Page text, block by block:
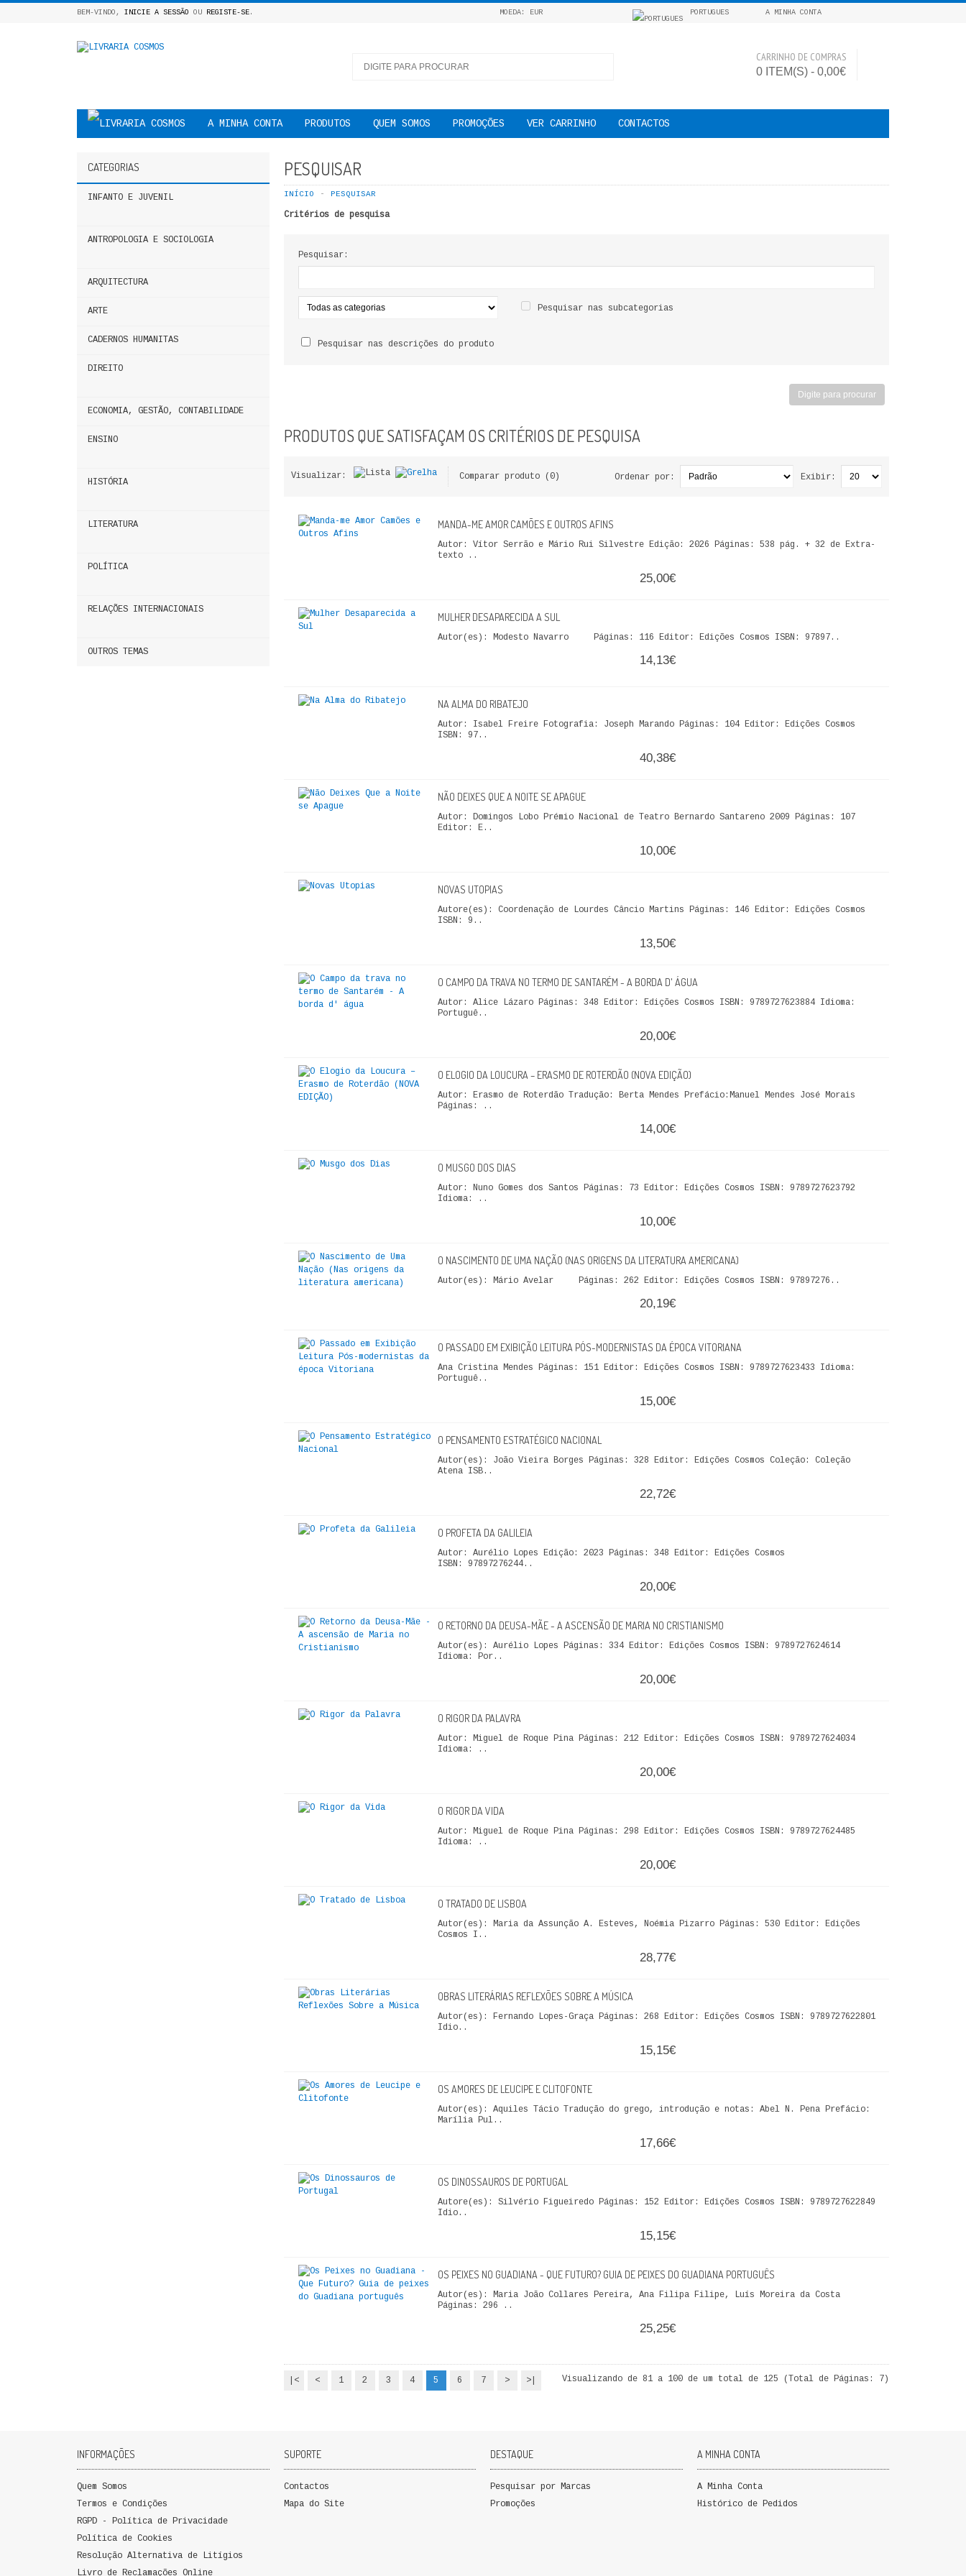
BEM-VINDO, INICIE A SESSÃO OU REGISTE-SE. MOEDA: EUR PORTUGUES A MINHA CONTA
CARRINHO DE COMPRAS
0 ITEM(S) - 0,00€
A MINHA CONTA PRODUTOS QUEM SOMOS PROMOÇÕES VER CARRINHO CONTACTOS
CATEGORIAS
INFANTO E JUVENIL
ANTROPOLOGIA E SOCIOLOGIA
ARQUITECTURA
ARTE
CADERNOS HUMANITAS
DIREITO
ECONOMIA, GESTÃO, CONTABILIDADE
ENSINO
HISTÓRIA
LITERATURA
POLÍTICA
RELAÇÕES INTERNACIONAIS
OUTROS TEMAS
PESQUISAR
INÍCIO PESQUISAR
Critérios de pesquisa
Pesquisar:
Pesquisar nas subcategorias
Pesquisar nas descrições do produto
PRODUTOS QUE SATISFAÇAM OS CRITÉRIOS DE PESQUISA
Visualizar: Comparar produto (0) Exibir:
Ordenar por:
MANDA-ME AMOR CAMÕES E OUTROS AFINS
Autor: Vítor Serrão e Mário Rui Silvestre Edição: 2026 Páginas: 538 pág. + 32 de Extra-
texto ..
25,00€
MULHER DESAPARECIDA A SUL
Autor(es): Modesto Navarro Páginas: 116 Editor: Edições Cosmos ISBN: 97897..
14,13€
NA ALMA DO RIBATEJO
Autor: Isabel Freire Fotografia: Joseph Marando Páginas: 104 Editor: Edições Cosmos
ISBN: 97..
40,38€
NÃO DEIXES QUE A NOITE SE APAGUE
Autor: Domingos Lobo Prémio Nacional de Teatro Bernardo Santareno 2009 Páginas: 107
Editor: E..
10,00€
NOVAS UTOPIAS
Autore(es): Coordenação de Lourdes Câncio Martins Páginas: 146 Editor: Edições Cosmos
ISBN: 9..
13,50€
O CAMPO DA TRAVA NO TERMO DE SANTARÉM - A BORDA D' ÁGUA
Autor: Alice Lázaro Páginas: 348 Editor: Edições Cosmos ISBN: 9789727623884 Idioma:
Portuguê..
20,00€
O ELOGIO DA LOUCURA – ERASMO DE ROTERDÃO (NOVA EDIÇÃO)
Autor: Erasmo de Roterdão Tradução: Berta Mendes Prefácio:Manuel Mendes José Morais
Páginas: ..
14,00€
O MUSGO DOS DIAS
Autor: Nuno Gomes dos Santos Páginas: 73 Editor: Edições Cosmos ISBN: 9789727623792
Idioma: ..
10,00€
O NASCIMENTO DE UMA NAÇÃO (NAS ORIGENS DA LITERATURA AMERICANA)
Autor(es): Mário Avelar Páginas: 262 Editor: Edições Cosmos ISBN: 97897276..
20,19€
O PASSADO EM EXIBIÇÃO LEITURA PÓS-MODERNISTAS DA ÉPOCA VITORIANA
Ana Cristina Mendes Páginas: 151 Editor: Edições Cosmos ISBN: 9789727623433 Idioma:
Portuguê..
15,00€
O PENSAMENTO ESTRATÉGICO NACIONAL
Autor(es): João Vieira Borges Páginas: 328 Editor: Edições Cosmos Coleção: Coleção
Atena ISB..
22,72€
O PROFETA DA GALILEIA
Autor: Aurélio Lopes Edição: 2023 Páginas: 348 Editor: Edições Cosmos
ISBN: 97897276244..
20,00€
O RETORNO DA DEUSA-MÃE - A ASCENSÃO DE MARIA NO CRISTIANISMO
Autor(es): Aurélio Lopes Páginas: 334 Editor: Edições Cosmos ISBN: 9789727624614
Idioma: Por..
20,00€
O RIGOR DA PALAVRA
Autor: Miguel de Roque Pina Páginas: 212 Editor: Edições Cosmos ISBN: 9789727624034
Idioma: ..
20,00€
O RIGOR DA VIDA
Autor: Miguel de Roque Pina Páginas: 298 Editor: Edições Cosmos ISBN: 9789727624485
Idioma: ..
20,00€
O TRATADO DE LISBOA
Autor(es): Maria da Assunção A. Esteves, Noémia Pizarro Páginas: 530 Editor: Edições
Cosmos I..
28,77€
OBRAS LITERÁRIAS REFLEXÕES SOBRE A MÚSICA
Autor(es): Fernando Lopes-Graça Páginas: 268 Editor: Edições Cosmos ISBN: 9789727622801
Idio..
15,15€
OS AMORES DE LEUCIPE E CLITOFONTE
Autor(es): Aquiles Tácio Tradução do grego, introdução e notas: Abel N. Pena Prefácio:
Marília Pul..
17,66€
OS DINOSSAUROS DE PORTUGAL
Autore(es): Silvério Figueiredo Páginas: 152 Editor: Edições Cosmos ISBN: 9789727622849
Idio..
15,15€
OS PEIXES NO GUADIANA - QUE FUTURO? GUIA DE PEIXES DO GUADIANA PORTUGUÊS
Autor(es): Maria João Collares Pereira, Ana Filipa Filipe, Luís Moreira da Costa
Páginas: 296 ..
25,25€
|< < 1 2 3 4 5 6 7 > >| Visualizando de 81 a 100 de um total de 125 (Total de Páginas: 7)
INFORMAÇÕES
Quem Somos
Termos e Condições
RGPD - Política de Privacidade
Política de Cookies
Resolução Alternativa de Litígios
Livro de Reclamações Online
SUPORTE
Contactos
Mapa do Site
DESTAQUE
Pesquisar por Marcas
Promoções
A MINHA CONTA
A Minha Conta
Histórico de Pedidos